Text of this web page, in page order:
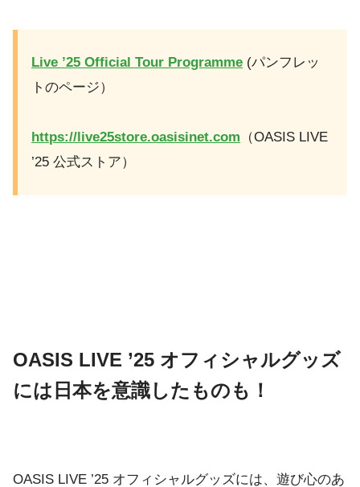
Live ’25 Official Tour Programme (パンフレッ
トのページ）
https://live25store.oasisinet.com （OASIS LIVE
’25 公式ストア）
OASIS LIVE ’25 オフィシャルグッズ
には日本を意識したものも！
OASIS LIVE ’25 オフィシャルグッズには、遊び心のあ